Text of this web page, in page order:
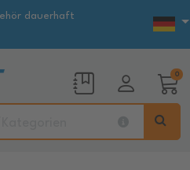
dauerhaft
0